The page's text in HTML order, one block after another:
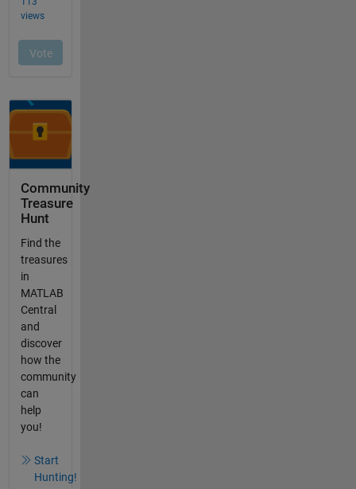
Community
Treasure
Hunt
Find the
treasures
in
MATLAB
Central
and
discover
how the
community
can
help
you!
Start
Hunting!